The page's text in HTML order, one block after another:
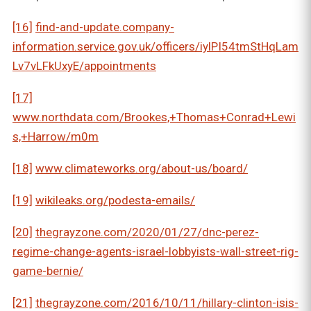
[16] find-and-update.company-
information.service.gov.uk/officers/iylPI54tmStHqLam
Lv7vLFkUxyE/appointments
[17]
www.northdata.com/Brookes,+Thomas+Conrad+Lewi
s,+Harrow/m0m
[18] www.climateworks.org/about-us/board/
[19] wikileaks.org/podesta-emails/
[20] thegrayzone.com/2020/01/27/dnc-perez-
regime-change-agents-israel-lobbyists-wall-street-rig-
game-bernie/
[21] thegrayzone.com/2016/10/11/hillary-clinton-isis-